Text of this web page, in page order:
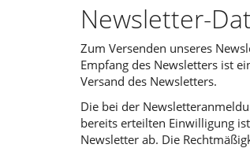
Newsletter-
Zum Versenden unseres
Empfang des Newsletters ist
Versand des Newsletters.
Die bei der
bereits erteilten Einwilligung
Newsletter ab. Die